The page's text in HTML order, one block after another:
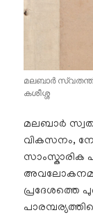
മലബാർ
കശീശ്ശ
മലബാർ
വികസനം,
സാംസ്കാരിക
പ്രദേശത്തെ